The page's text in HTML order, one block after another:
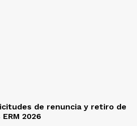
de renuncia y retiro de
2026